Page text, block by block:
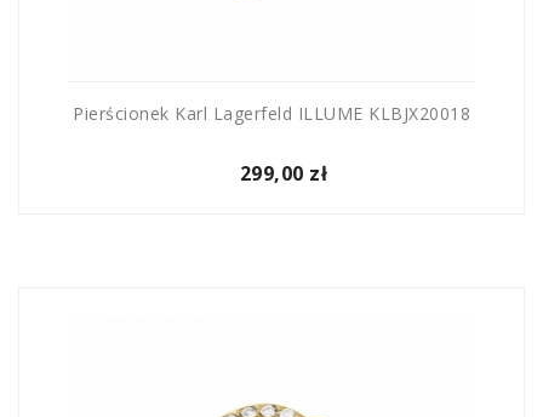
Pierścionek Karl Lagerfeld ILLUME KLBJX20018
299,00 zł